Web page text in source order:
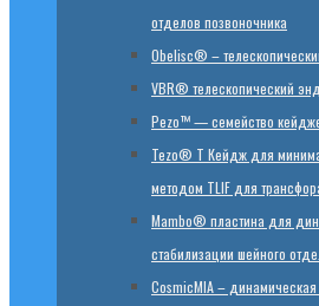
отделов позвоночника
Obelisc® –
VBR® телескопический
Pezo™ — семейство
Tezo® T Кейдж для
методом TLIF для
Mambo® пластина для
стабилизации шейного
CosmicMIA –